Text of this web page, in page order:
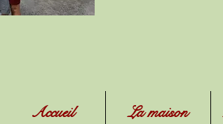
Accueil La maison